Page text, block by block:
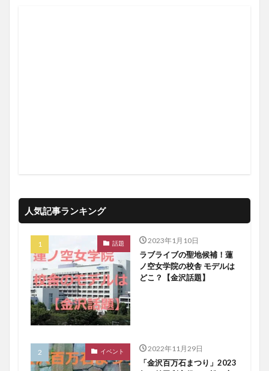
人気記事ランキング
話題 2023年1月10日
ラブライブの聖地候補！蓮
ノ空女学院の校舎 モデルは
どこ？【金沢話題】
イベント 2022年11月29日
「金沢百万石まつり」2023